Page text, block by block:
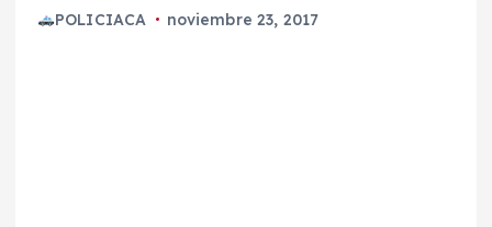
POLICIACA noviembre 23, 2017